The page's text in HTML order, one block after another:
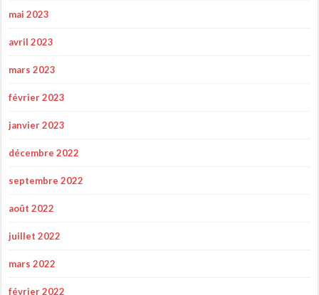
mai 2023
avril 2023
mars 2023
février 2023
janvier 2023
décembre 2022
septembre 2022
août 2022
juillet 2022
mars 2022
février 2022